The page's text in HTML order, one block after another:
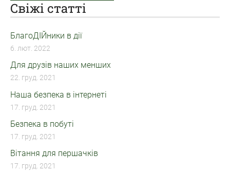
Свіжі статті
БлагоДІЙники в дії
6. лют. 2022
Для друзів наших менших
22. груд. 2021
Наша безпека в інтернеті
17. груд. 2021
Безпека в побуті
17. груд. 2021
Вітання для першачків
17. груд. 2021